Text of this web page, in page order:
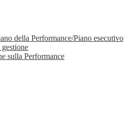
della Performance/Piano esecutivo
gestione
sulla Performance